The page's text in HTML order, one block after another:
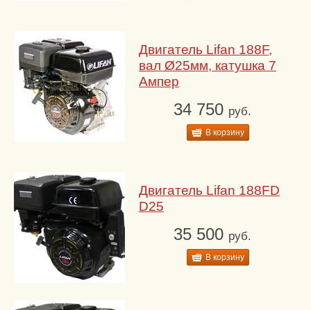
Двигатель Lifan 188F,
вал Ø25мм, катушка 7
Ампер
34 750 руб.
В корзину
Двигатель Lifan 188FD
D25
35 500 руб.
В корзину